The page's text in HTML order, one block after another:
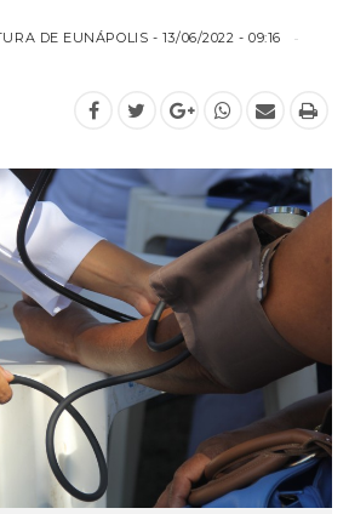
DE EUNÁPOLIS - 13/06/2022 - 09:16